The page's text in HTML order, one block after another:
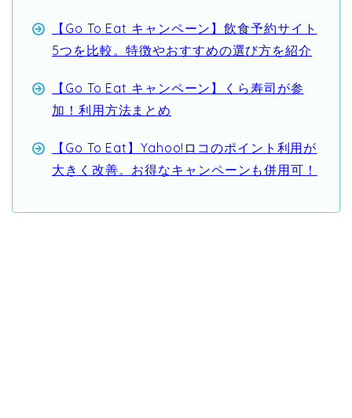
【Go To Eat キャンペーン】飲食予約サイト
5つを比較。特徴やおすすめの選び方を紹介
【Go To Eat キャンペーン】くら寿司が参
加！利用方法まとめ
【Go To Eat】Yahoo!ロコのポイント利用が
大きく改善。お得なキャンペーンも併用可！